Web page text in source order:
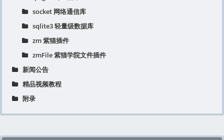
socket 网络通信库
sqlite3 轻量级数据库
zm 紫猫插件
zmFile 紫猫学院文件插件
新闻公告
精品视频教程
附录